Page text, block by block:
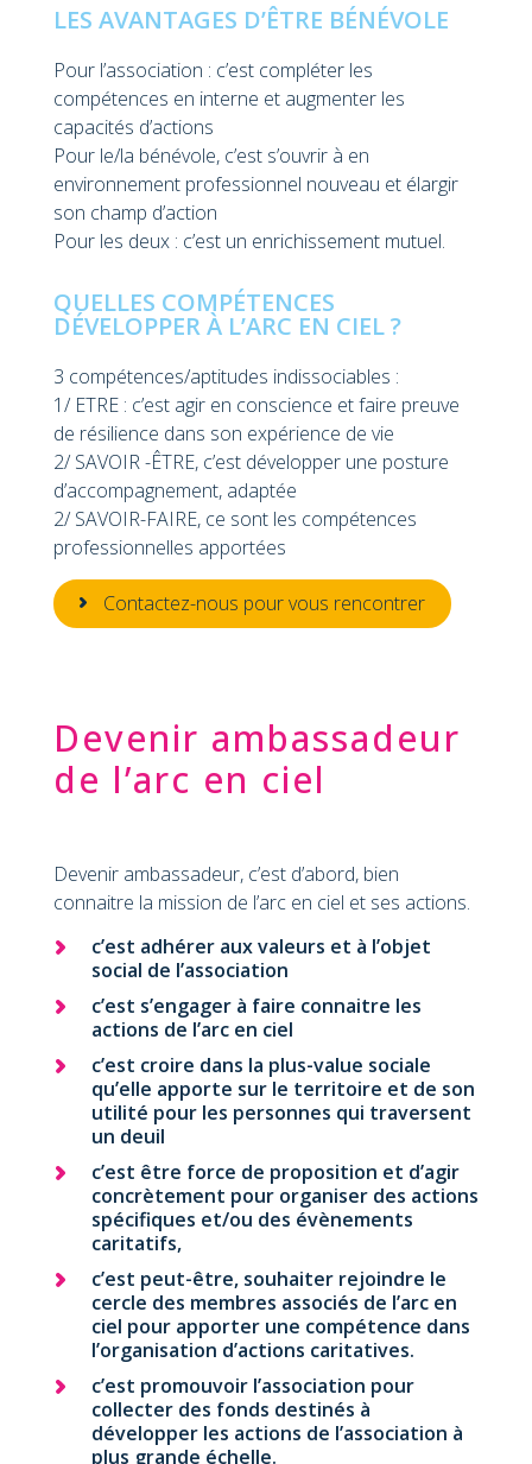
LES AVANTAGES D’ÊTRE BÉNÉVOLE
Pour l’association : c’est compléter les
compétences en interne et augmenter les
capacités d’actions
Pour le/la bénévole, c’est s’ouvrir à en
environnement professionnel nouveau et élargir
son champ d’action
Pour les deux : c’est un enrichissement mutuel.
QUELLES COMPÉTENCES
DÉVELOPPER À L’ARC EN CIEL ?
3 compétences/aptitudes indissociables :
1/ ETRE : c’est agir en conscience et faire preuve
de résilience dans son expérience de vie
2/ SAVOIR -ÊTRE, c’est développer une posture
d’accompagnement, adaptée
2/ SAVOIR-FAIRE, ce sont les compétences
professionnelles apportées
Contactez-nous pour vous rencontrer
Devenir ambassadeur
de l’arc en ciel
Devenir ambassadeur, c’est d’abord, bien
connaitre la mission de l’arc en ciel et ses actions.
c’est adhérer aux valeurs et à l’objet
social de l’association
c’est s’engager à faire connaitre les
actions de l’arc en ciel
c’est croire dans la plus-value sociale
qu’elle apporte sur le territoire et de son
utilité pour les personnes qui traversent
un deuil
c’est être force de proposition et d’agir
concrètement pour organiser des actions
spécifiques et/ou des évènements
caritatifs,
c’est peut-être, souhaiter rejoindre le
cercle des membres associés de l’arc en
ciel pour apporter une compétence dans
l’organisation d’actions caritatives.
c’est promouvoir l’association pour
collecter des fonds destinés à
développer les actions de l’association à
plus grande échelle.